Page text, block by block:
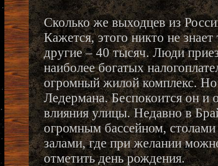
Сколько же выходцев из
Кажется, этого никто не
другие – 40 тысяч. Люди
наиболее богатых
огромный жилой комплекс.
Ледермана. Беспокоится он
влияния улицы. Недавно в
огромным бассейном,
залами, где при желании
отметить день рождения.